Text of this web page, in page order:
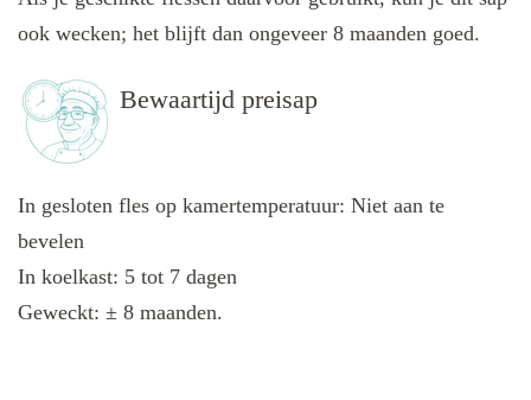
ook wecken; het blijft dan ongeveer 8 maanden goed.
Bewaartijd preisap
In gesloten fles op kamertemperatuur: Niet aan te
bevelen
In koelkast: 5 tot 7 dagen
Geweckt: ± 8 maanden.